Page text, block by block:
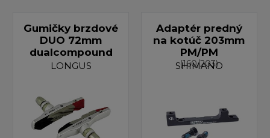
Gumičky brzdové
DUO 72mm
dualcompound
LONGUS
Adaptér predný
na kotúč 203mm
PM/PM
(160/203)
SHIMANO